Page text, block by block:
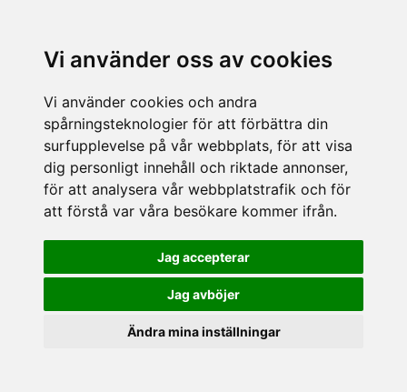
Vi använder oss av cookies
Vi använder cookies och andra
spårningsteknologier för att förbättra din
surfupplevelse på vår webbplats, för att visa
dig personligt innehåll och riktade annonser,
för att analysera vår webbplatstrafik och för
att förstå var våra besökare kommer ifrån.
Jag accepterar
Jag avböjer
Ändra mina inställningar